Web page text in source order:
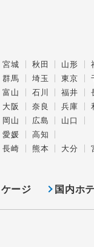
宮城 秋田 山形
群馬 埼玉 東京
富山 石川 福井
大阪 奈良 兵庫
岡山 広島
山口
愛媛
高知
長崎 熊本 大分
ージ 国内ホ